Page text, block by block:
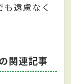
遠慮なく
関連記事